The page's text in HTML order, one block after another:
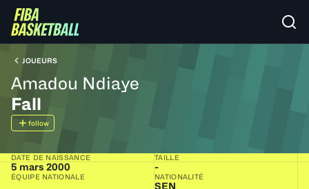
JOUEURS
Amadou Ndiaye
Fall
follow
DATE DE NAISSANCE
5 mars 2000
TAILLE
-
ÉQUIPE NATIONALE NATIONALITÉ
SEN